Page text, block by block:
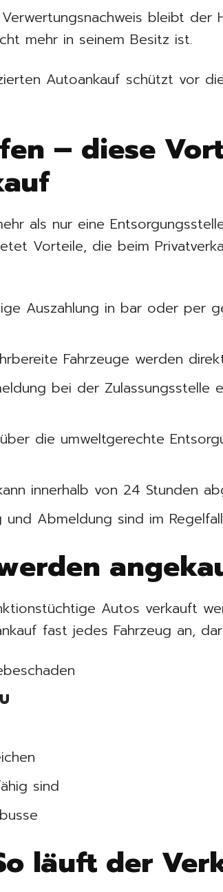
bleibt der
mehr in seinem Besitz ist.
Autoankauf schützt vor
– diese
als nur eine
Vorteile, die beim
Auszahlung in bar oder per
Fahrzeuge werden
bei der Zulassungsstelle
die umweltgerechte
innerhalb von 24 Stunden
und Abmeldung sind im
Autos verkauft
fast jedes Fahrzeug an,
sind
läuft der